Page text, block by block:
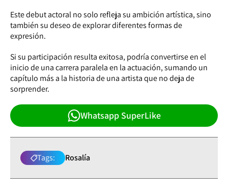
Este debut actoral no solo refleja su ambición artística, sino
también su deseo de explorar diferentes formas de
expresión.
Si su participación resulta exitosa, podría convertirse en el
inicio de una carrera paralela en la actuación, sumando un
capítulo más a la historia de una artista que no deja de
sorprender.
Whatsapp SuperLike
Tags: Rosalía